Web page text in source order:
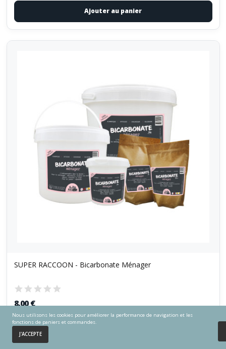
Accueil
Ajouter au panier
SUPER RACCOON - Bicarbonate Ménager
8,00 €
Ajouter au panier
Nous utilisons les cookies pour améliorer la performance de navigation et les
fonctions de paniers et commandes.
J'ACCEPTE